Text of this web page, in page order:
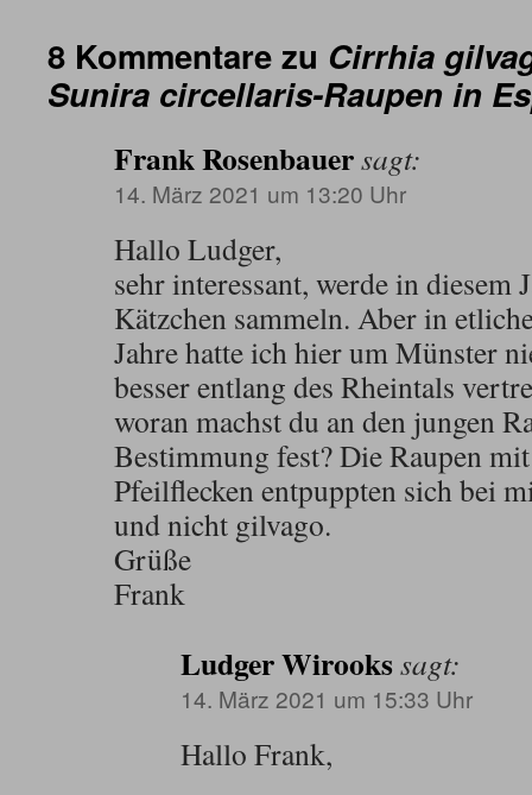
8 Kommentare zu Cirrhia
Sunira circellaris-Raupen in
Frank Rosenbauersagt:
14. März 2021 um 13:20 Uhr
Hallo Ludger,
sehr interessant, werde in diesem
Kätzchen sammeln. Aber in
Jahre hatte ich hier um Münster
besser entlang des Rheintals
woran machst du an den jungen
Bestimmung fest? Die Raupen
Pfeilflecken entpuppten sich bei
und nicht gilvago.
Grüße
Frank
Ludger Wirookssagt:
14. März 2021 um 15:33 Uhr
Hallo Frank,